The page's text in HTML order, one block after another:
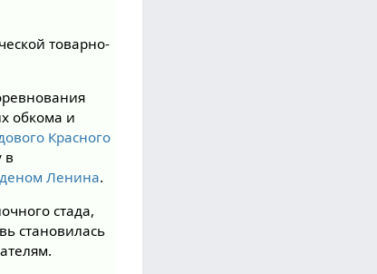
товарно-
обкома и
Красного
в
Ленина.
стада,
становилась